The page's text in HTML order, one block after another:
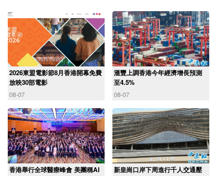
2026東盟電影節8月香港開幕免費
放映30部電影
08-07
滙豐上調香港今年經濟增長預測
至4.5%
08-07
香港舉行全球醫療峰會 美團稱AI
新皇崗口岸下周進行千人交通壓